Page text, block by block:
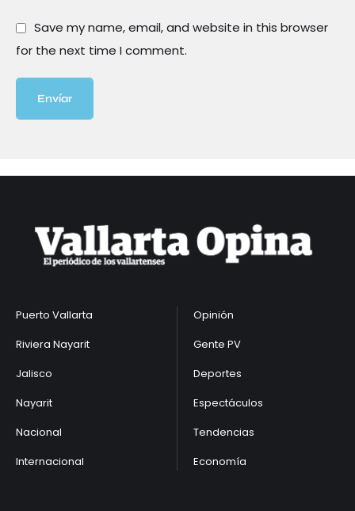
Save my name, email, and website in this browser
for the next time I comment.
Envíar
Puerto Vallarta
Riviera Nayarit
Jalisco
Nayarit
Nacional
Internacional
Opinión
Gente PV
Deportes
Espectáculos
Tendencias
Economía